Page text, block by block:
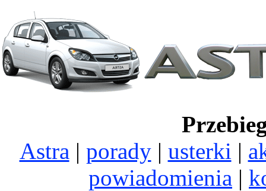
Astra | porady| usterki |
powiadomienia |